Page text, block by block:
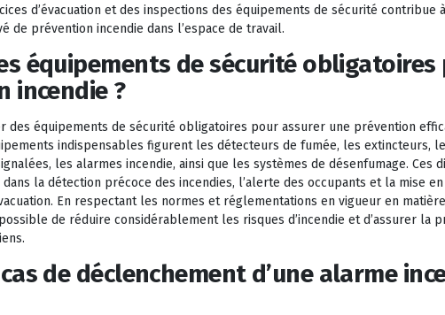
d’évacuation et des inspections des équipements de sécurité contribue à
de prévention incendie dans l’espace de travail.
équipements de sécurité obligatoires
incendie ?
des équipements de sécurité obligatoires pour assurer une prévention
indispensables figurent les détecteurs de fumée, les extincteurs,
les alarmes incendie, ainsi que les systèmes de désenfumage. Ces
la détection précoce des incendies, l’alerte des occupants et la mise
En respectant les normes et réglementations en vigueur en
de réduire considérablement les risques d’incendie et d’assurer la
de déclenchement d’une alarme